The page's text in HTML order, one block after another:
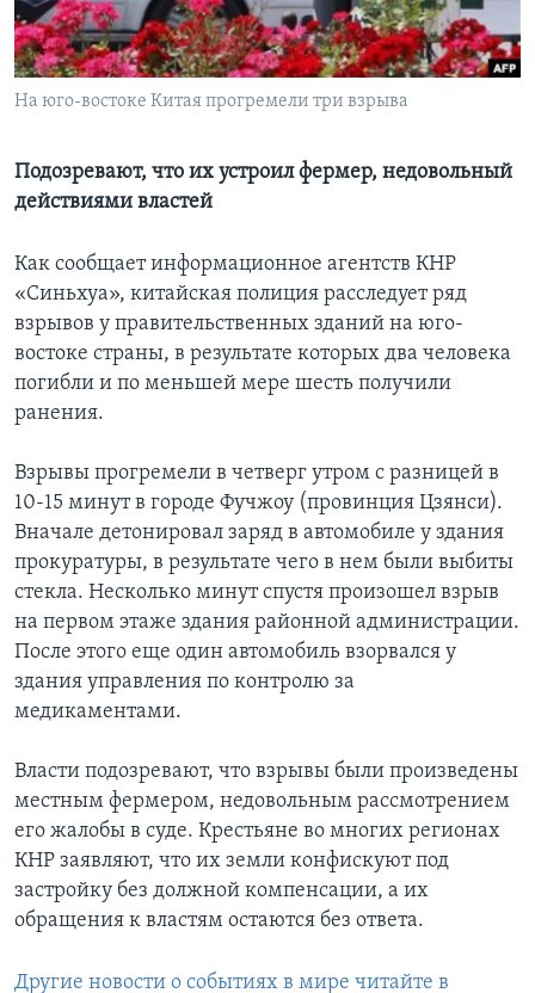
Learning English
СОЦИАЛЬНЫЕ СЕТИ
На юго-востоке Китая прогремели три взрыва
Подозревают, что их устроил фермер, недовольный
действиями властей
Как сообщает информационное агентств КНР
«Синьхуа», китайская полиция расследует ряд
взрывов у правительственных зданий на юго-
востоке страны, в результате которых два человека
погибли и по меньшей мере шесть получили
ранения.
Взрывы прогремели в четверг утром с разницей в
10-15 минут в городе Фучжоу (провинция Цзянси).
Вначале детонировал заряд в автомобиле у здания
прокуратуры, в результате чего в нем были выбиты
стекла. Несколько минут спустя произошел взрыв
на первом этаже здания районной администрации.
После этого еще один автомобиль взорвался у
здания управления по контролю за
медикаментами.
Власти подозревают, что взрывы были произведены
местным фермером, недовольным рассмотрением
его жалобы в суде. Крестьяне во многих регионах
КНР заявляют, что их земли конфискуют под
застройку без должной компенсации, а их
обращения к властям остаются без ответа.
Другие новости о событиях в мире читайте в